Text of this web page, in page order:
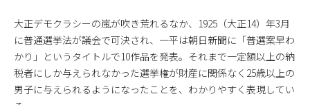
大正デモクラシーの嵐が吹き荒れるなか、1925（大正14）年3月
に普通選挙法が議会で可決され、一平は朝日新聞に「普選案早わ
かり」というタイトルで10作品を発表。それまで一定額以上の納
税者にしか与えられなかった選挙権が財産に関係なく25歳以上の
男子に与えられるようになったことを、わかりやすく表現してい